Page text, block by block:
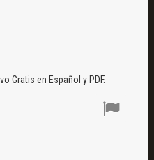
Gratis en Español y PDF.